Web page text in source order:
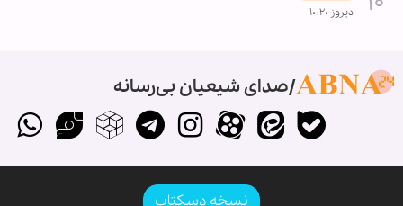
دیروز ۱۰:۲۰
صدای شیعیان بی‌رسانه
نسخه دسکتاپ